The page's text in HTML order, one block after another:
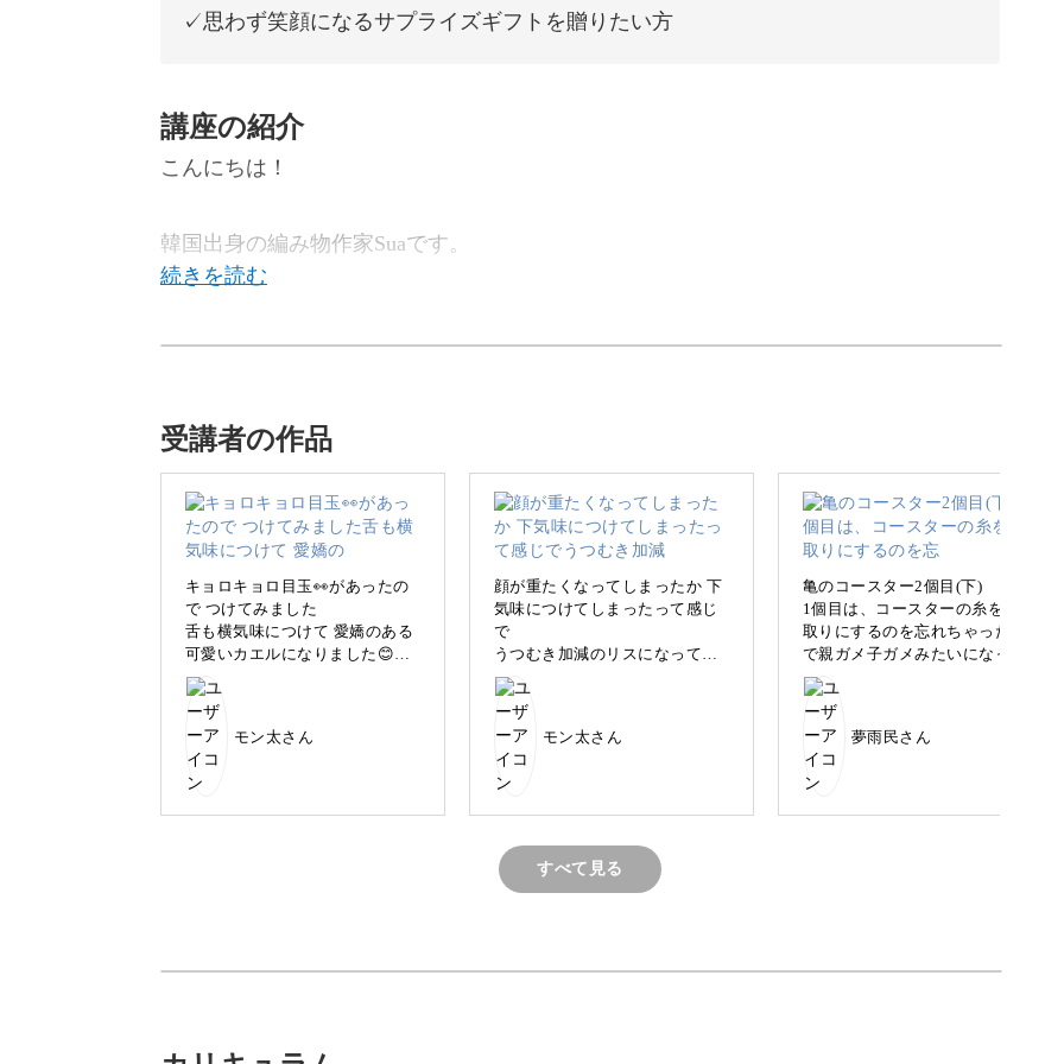
✓思わず笑顔になるサプライズギフトを贈りたい方
講座の紹介
こんにちは！
韓国出身の編み物作家Suaです。
コップを上にポンと置くと、動物たちがむぎゅっとつぶされてしまうような、ユニーク
な作品ですよ♪
話題のコースターを実際に自分の手で編めたら、嬉しさも格別◎
かぎ針編み初心者さんも安心して進められるよう、ひとつひとつ丁寧に解説していきま
す！
受講者の作品
キョロキョロ目玉👀があったの
で つけてみました
舌も横気味につけて 愛嬌のある
可愛いカエルになりました😊
作りならニコニコしちゃいまし
た😄
モン太さん
顔が重たくなってしまったか 下
気味につけてしまったって感じ
で
うつむき加減のリスになってし
まいました
でも 表情はもちろん ちっちゃな
耳やクルンとした尻尾が可愛く
気に入っています😊
モン太さん
亀のコースター2個目(下)
1個目は、コースターの糸を2本
取りにするのを忘れちゃったの
で親ガメ子ガメみたいになっ
て。これはこれで、可愛いです
♡
夢雨民さん
すべて見る